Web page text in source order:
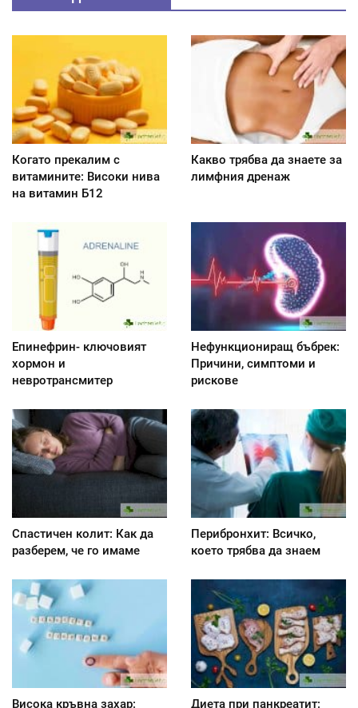
Когато прекалим с
витамините: Високи нива
на витамин Б12
Какво трябва да знаете за
лимфния дренаж
Епинефрин- ключовият
хормон и
невротрансмитер
Нефункциониращ бъбрек:
Причини, симптоми и
рискове
Спастичен колит: Как да
разберем, че го имаме
Перибронхит: Всичко,
което трябва да знаем
Висока кръвна захар:
Диета при панкреатит: